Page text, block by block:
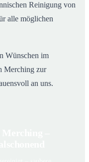
Reinigung von
alle möglichen
Wünschen im
Merching zur
an uns.